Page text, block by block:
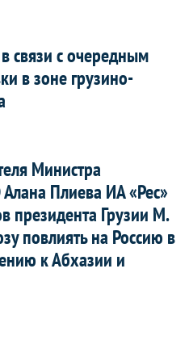
с очередным
в зоне грузино-
Министра
Плиева ИА «Рес»
президента Грузии М.
повлиять на Россию в
к Абхазии и